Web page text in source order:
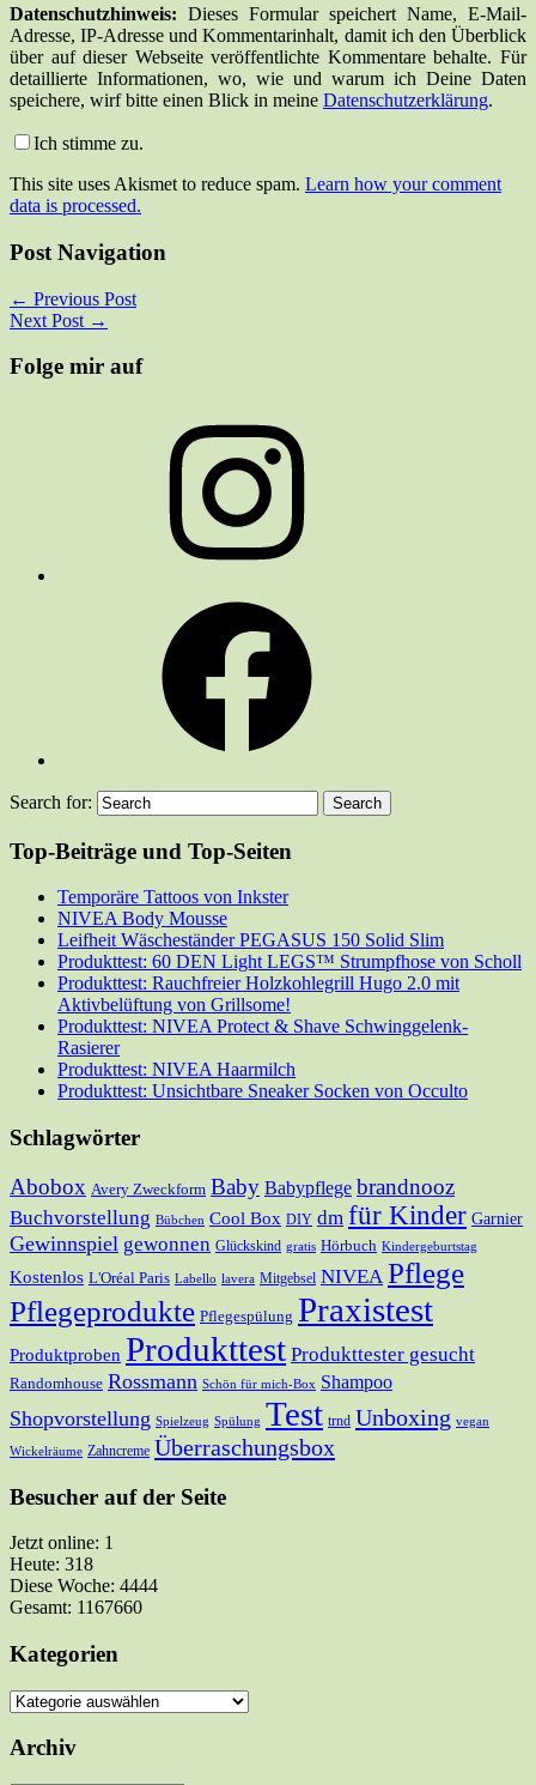
Datenschutzhinweis: Dieses Formular speichert Name, E-Mail-
Adresse, IP-Adresse und Kommentarinhalt, damit ich den Überblick
über auf dieser Webseite veröffentlichte Kommentare behalte. Für
detaillierte Informationen, wo, wie und warum ich Deine Daten
speichere, wirf bitte einen Blick in meine Datenschutzerklärung.
Ich stimme zu.
This site uses Akismet to reduce spam. Learn how your comment
data is processed.
Post Navigation
← Previous Post
Next Post →
Folge mir auf
Search for:
Top-Beiträge und Top-Seiten
Temporäre Tattoos von Inkster
NIVEA Body Mousse
Leifheit Wäscheständer PEGASUS 150 Solid Slim
Produkttest: 60 DEN Light LEGS™ Strumpfhose von Scholl
Produkttest: Rauchfreier Holzkohlegrill Hugo 2.0 mit
Aktivbelüftung von Grillsome!
Produkttest: NIVEA Protect & Shave Schwinggelenk-
Rasierer
Produkttest: NIVEA Haarmilch
Produkttest: Unsichtbare Sneaker Socken von Occulto
Schlagwörter
Abobox Avery Zweckform Baby Babypflege brandnooz
Buchvorstellung Bübchen Cool Box DIY dm für Kinder Garnier
Gewinnspiel gewonnen Glückskind gratis Hörbuch Kindergeburtstag
Kostenlos L'Oréal Paris Labello lavera Mitgebsel NIVEA Pflege
Pflegeprodukte Pflegespülung Praxistest
Produktproben Produkttest Produkttester gesucht
Randomhouse Rossmann Schön für mich-Box Shampoo
Shopvorstellung Spielzeug Spülung Test trnd Unboxing vegan
Wickelräume Zahncreme Überraschungsbox
Besucher auf der Seite
Jetzt online: 1
Heute: 318
Diese Woche: 4444
Gesamt: 1167660
Kategorien
Kategorien
Archiv